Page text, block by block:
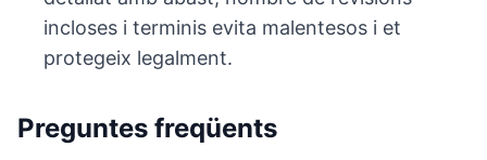
incloses i terminis evita malentesos i et
protegeix legalment.
Preguntes freqüents